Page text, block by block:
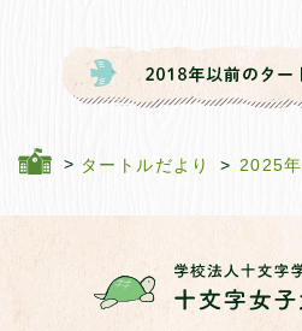
M.運動会
P.お預かり保育きりん組
タートルだより 2025年